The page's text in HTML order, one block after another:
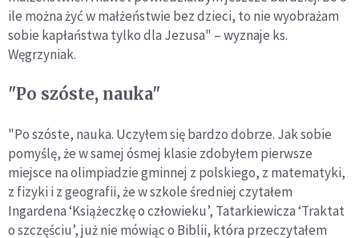
ile można żyć w małżeństwie bez dzieci, to nie wyobrażam
sobie kapłaństwa tylko dla Jezusa" – wyznaje ks.
Węgrzyniak.
"Po szóste, nauka"
"Po szóste, nauka. Uczyłem się bardzo dobrze. Jak sobie
pomyślę, że w samej ósmej klasie zdobyłem pierwsze
miejsce na olimpiadzie gminnej z polskiego, z matematyki,
z fizyki i z geografii, że w szkole średniej czytałem
Ingardena ‘Książeczkę o człowieku’, Tatarkiewicza ‘Traktat
o szczęściu’, już nie mówiąc o Biblii, która przeczytałem